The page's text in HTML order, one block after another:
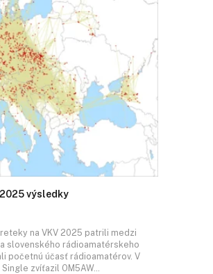
výsledky
na VKV 2025 patrili medzi
slovenského rádioamatérskeho
početnú účasť rádioamatérov. V
zvíťazil OM5AW…